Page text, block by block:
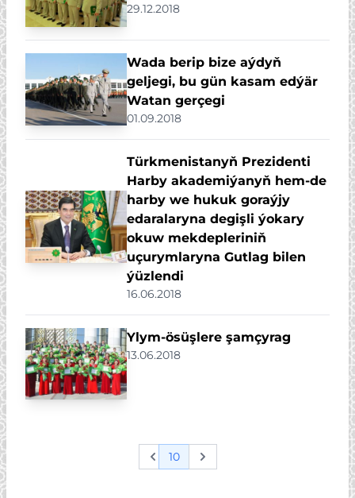
29.12.2018
Wada berip bize aýdyň
geljegi, bu gün kasam edýär
Watan gerçegi
01.09.2018
Türkmenistanyň Prezidenti
Harby akademiýanyň hem-de
harby we hukuk goraýjy
edaralaryna degişli ýokary
okuw mekdepleriniň
uçurymlaryna Gutlag bilen
ýüzlendi
16.06.2018
Ylym-ösüşlere şamçyrag
13.06.2018
Previous
10 Next